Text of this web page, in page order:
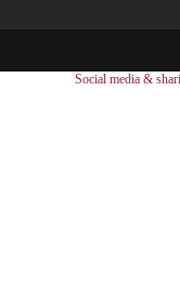
Social media &